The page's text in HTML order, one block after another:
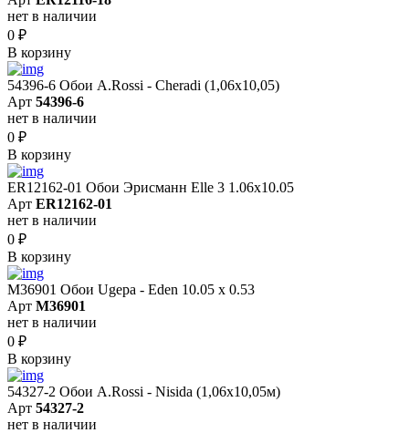
нет в наличии
0 ₽
В корзину
54396-6 Обои A.Rossi - Cheradi (1,06x10,05)
Арт 54396-6
нет в наличии
0 ₽
В корзину
ER12162-01 Обои Эрисманн Elle 3 1.06x10.05
Арт ER12162-01
нет в наличии
0 ₽
В корзину
M36901 Обои Ugepa - Eden 10.05 х 0.53
Арт M36901
нет в наличии
0 ₽
В корзину
54327-2 Обои A.Rossi - Nisida (1,06x10,05м)
Арт 54327-2
нет в наличии